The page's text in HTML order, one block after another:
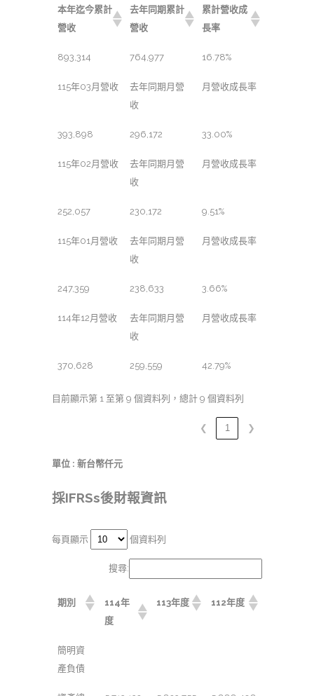
本年迄今累計
營收
去年同期累計
營收
累計營收成
長率
893,314 764,977 16.78%
115年03月營收
去年同期月營
收
月營收成長率
393,898 296,172 33.00%
115年02月營收
去年同期月營
收
月營收成長率
252,057 230,172 9.51%
115年01月營收
去年同期月營
收
月營收成長率
247,359 238,633 3.66%
114年12月營收
去年同期月營
收
月營收成長率
370,628 259,559 42.79%
目前顯示第 1 至第 9 個資料列，總計 9 個資料列
❮ 1 ❯
單位 : 新台幣仟元
採IFRSs後財報資訊
每頁顯示 個資料列
搜尋:
期別
114年
度
113年度 112年度
簡明資
產負債